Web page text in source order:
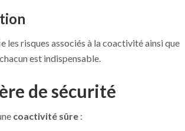
les risques associés à la coactivité ainsi que
est indispensable.
de sécurité
coactivité sûre: